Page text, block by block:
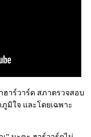
าร์วาร์ด สภาตรวจสอบ
มิใจ และโดยเฉพาะ